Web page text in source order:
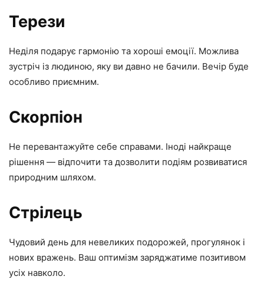
Терези
Неділя подарує гармонію та хороші емоції. Можлива
зустріч із людиною, яку ви давно не бачили. Вечір буде
особливо приємним.
Скорпіон
Не перевантажуйте себе справами. Іноді найкраще
рішення — відпочити та дозволити подіям розвиватися
природним шляхом.
Стрілець
Чудовий день для невеликих подорожей, прогулянок і
нових вражень. Ваш оптимізм заряджатиме позитивом
усіх навколо.